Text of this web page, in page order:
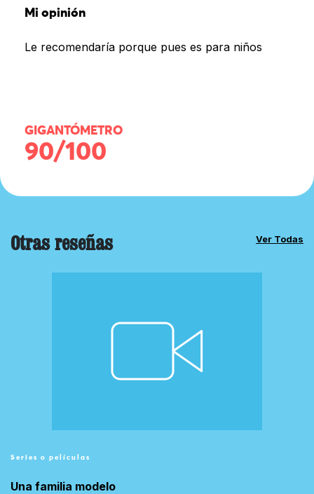
Mi opinión
Le recomendaría porque pues es para niños
GIGANTÓMETRO
90/100
Otras reseñas Ver Todas
Series o películas
Una familia modelo